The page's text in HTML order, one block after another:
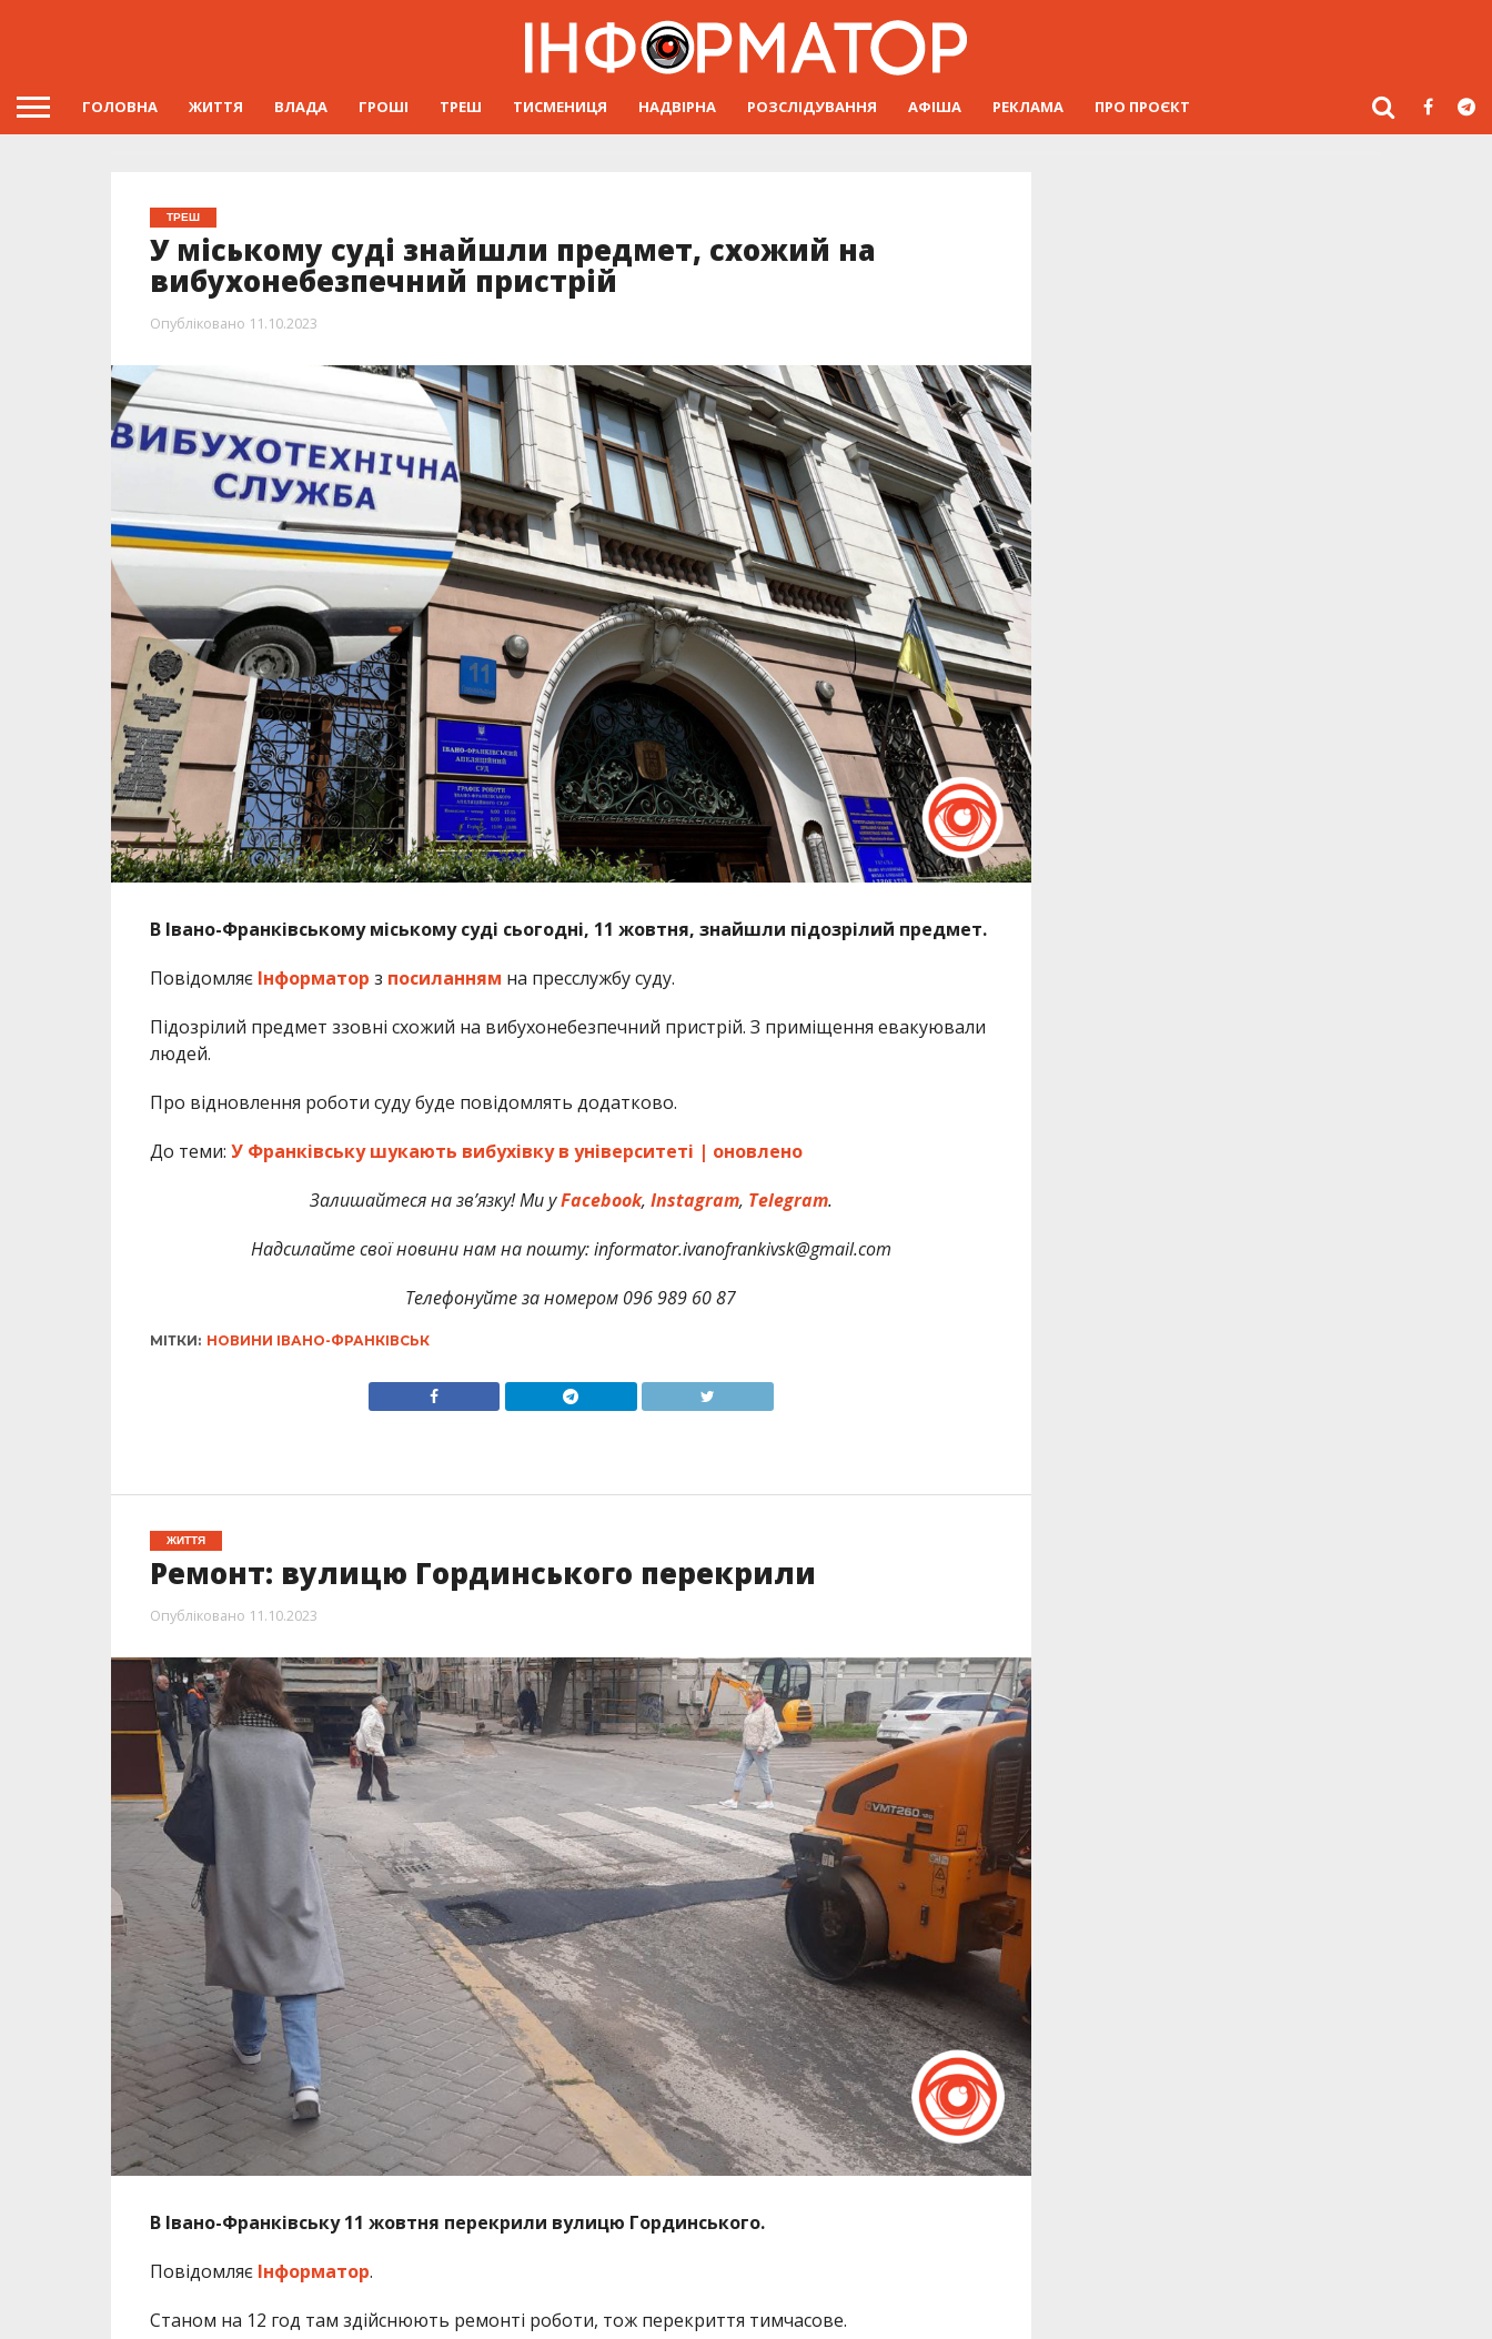
ГОЛОВНА ЖИТТЯ ВЛАДА ГРОШІ ТРЕШ ТИСМЕНИЦЯ НАДВІРНА РОЗСЛІДУВАННЯ АФІША РЕКЛАМА ПРО ПРОЄКТ
ТРЕШ
У міському суді знайшли предмет, схожий на
вибухонебезпечний пристрій
Опубліковано 11.10.2023
В Івано-Франківському міському суді сьогодні, 11 жовтня, знайшли підозрілий предмет.
Повідомляє Інформатор з посиланням на пресслужбу суду.
Підозрілий предмет ззовні схожий на вибухонебезпечний пристрій. З приміщення евакуювали
людей.
Про відновлення роботи суду буде повідомлять додатково.
До теми: У Франківську шукають вибухівку в університеті | оновлено
Залишайтеся на зв’язку! Ми уFacebook, Instagram, Telegram.
Надсилайте свої новини нам на пошту: informator.ivanofrankivsk@gmail.com
Телефонуйте за номером 096 989 60 87
МІТКИ: НОВИНИ ІВАНО-ФРАНКІВСЬК
ЖИТТЯ
Ремонт: вулицю Гординського перекрили
Опубліковано 11.10.2023
В Івано-Франківську 11 жовтня перекрили вулицю Гординського.
ПовідомляєІнформатор.
Станом на 12 год там здійснюють ремонті роботи, тож перекриття тимчасове.